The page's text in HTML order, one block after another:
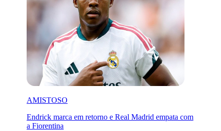
AMISTOSO
Endrick marca em retorno e Real Madrid empata com
a Fiorentina